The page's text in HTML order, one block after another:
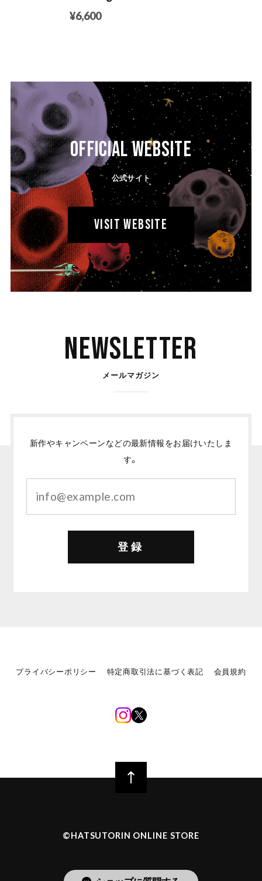
¥6,600
OFFICIAL WEBSITE
公式サイト
VISIT WEBSITE
Newsletter
メールマガジン
新作やキャンペーンなどの最新情報をお届けいたしま
す。
登録
プライバシーポリシー 特定商取引法に基づく表記 会員規約
©︎HATSUTORIN ONLINE STORE